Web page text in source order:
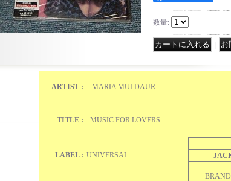
数量:
ARTIST : MARIA MULDAUR
TITLE : MUSIC FOR LOVERS
LABEL : UNIVERSAL